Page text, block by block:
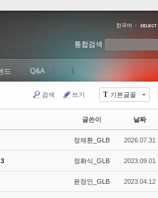
한국어
드 Q&A
통합검색
T 기본글꼴
검색 쓰기
글쓴이 날짜
정제환_GLB 2026.07.31
3 정화식_GLB 2023.09.01
윤정인_GLB 2023.04.12